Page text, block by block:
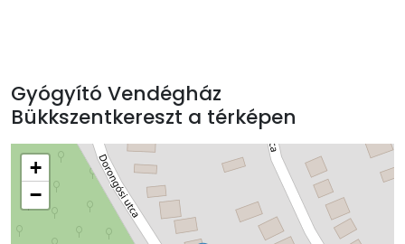
Gyógyító Vendégház
Bükkszentkereszt a térképen
+
−